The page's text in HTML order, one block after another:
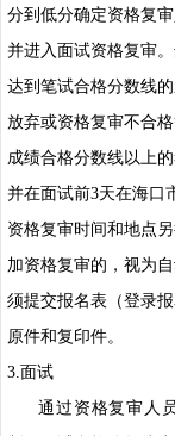
分到低分确定资格复
并进入面试资格复审
达到笔试合格分数线
放弃或资格复审不合
成绩合格分数线以上
并在面试前3天在海口
资格复审时间和地点
加资格复审的，视为
须提交报名表（登录
原件和复印件。
3.面试
通过资格复审人员